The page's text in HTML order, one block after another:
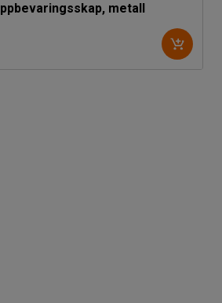
metall